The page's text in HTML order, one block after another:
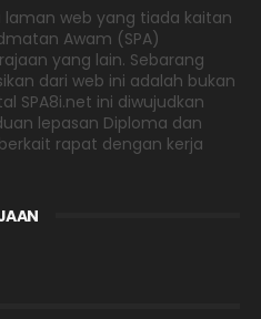
laman web yang tiada kaitan
Awam (SPA)
yang lain. Sebarang
dari web ini adalah bukan
SPA8i.net ini diwujudkan
lepasan Diploma dan
rapat dengan kerja